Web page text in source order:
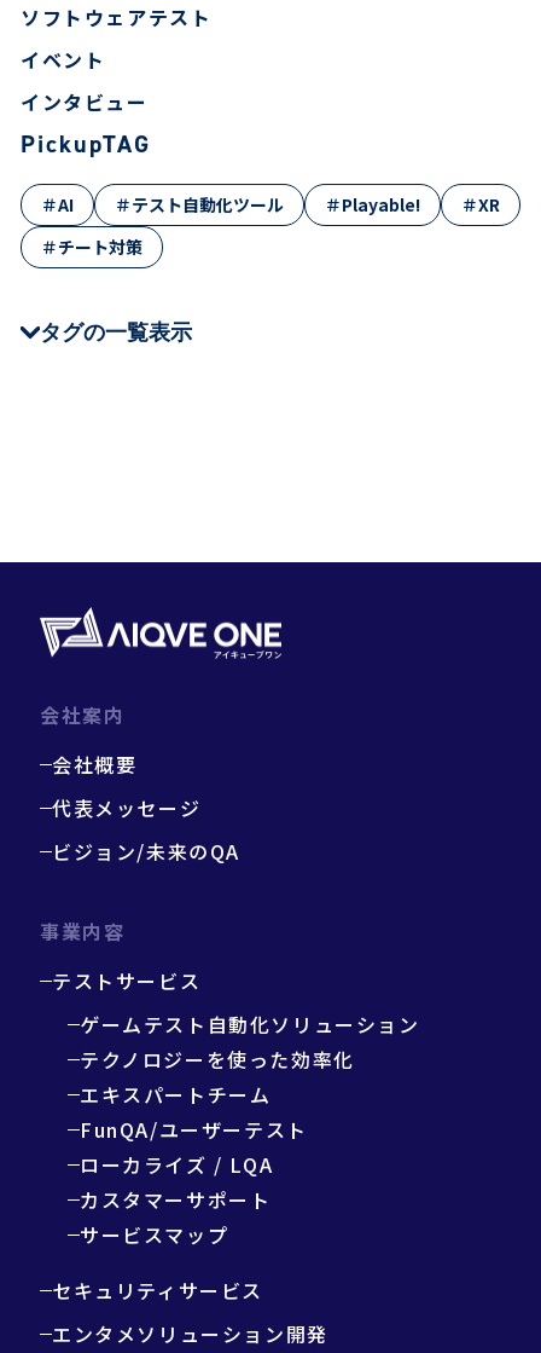
ソフトウェアテスト
イベント
インタビュー
PickupTAG
＃AI ＃テスト自動化ツール ＃Playable!
＃XR
＃チート対策
タグの一覧表示
＃チート対策
会社案内
会社概要
代表メッセージ
ビジョン/未来のQA
事業内容
テストサービス
ゲームテスト自動化ソリューション
テクノロジーを使った効率化
エキスパートチーム
FunQA/ユーザーテスト
ローカライズ / LQA
カスタマーサポート
サービスマップ
セキュリティサービス
エンタメソリューション開発